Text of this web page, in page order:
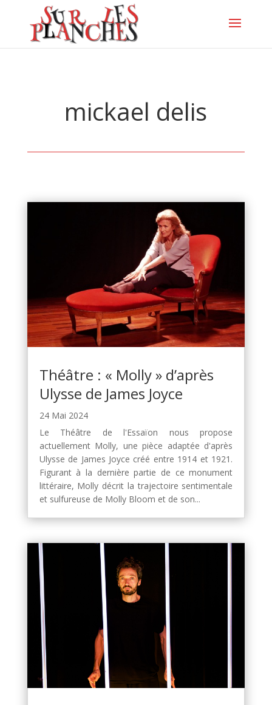
mickael delis
Théâtre : « Molly » d’après
Ulysse de James Joyce
24 Mai 2024
Le Théâtre de l'Essaïon nous propose
actuellement Molly, une pièce adaptée d'après
Ulysse de James Joyce créé entre 1914 et 1921.
Figurant à la dernière partie de ce monument
littéraire, Molly décrit la trajectoire sentimentale
et sulfureuse de Molly Bloom et de son...